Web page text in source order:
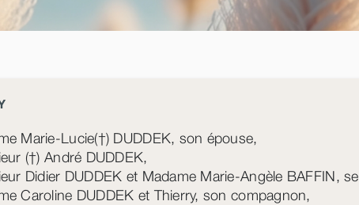
Marie-Lucie(†) DUDDEK, son épouse,
(†) André DUDDEK,
Didier DUDDEK et Madame Marie-Angèle BAFFIN,
Caroline DUDDEK et Thierry, son compagnon,